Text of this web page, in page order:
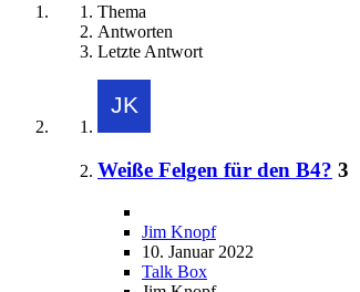
Thema
Antworten
Letzte Antwort
Weiße Felgen für den B4? 3
Jim Knopf
10. Januar 2022
Talk Box